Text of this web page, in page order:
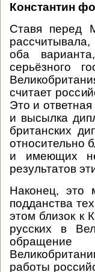
Константин
Ставя перед
оба
серьёзного
считает
Это и
и высылка
британских
относительно
и имеющих
результатов
Наконец, это
подданства
этом близок к
русских в
обращение
работы